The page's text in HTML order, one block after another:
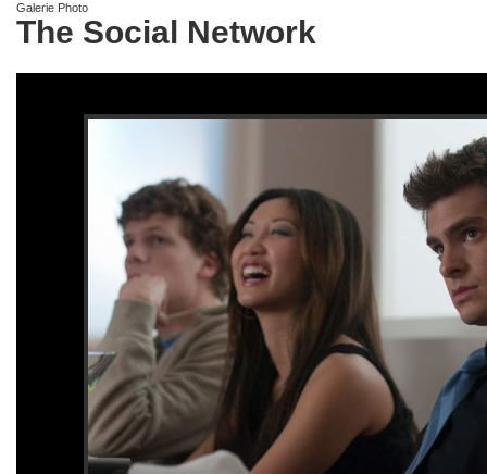
Galerie Photo
The Social Network